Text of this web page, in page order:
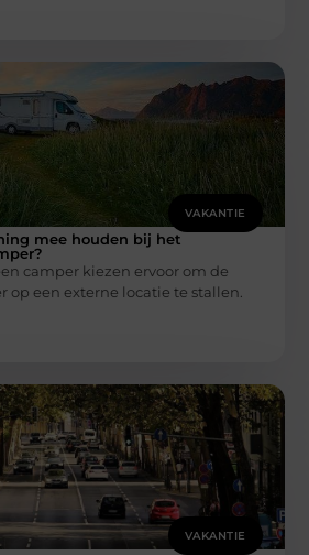
VAKANTIE
mee houden bij het
camper kiezen ervoor om de
op een externe locatie te stallen.
VAKANTIE